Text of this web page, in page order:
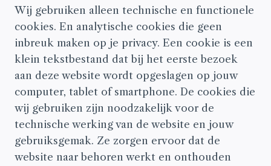
Wij gebruiken alleen technische en functionele
cookies. En analytische cookies die geen
inbreuk maken op je privacy. Een cookie is een
klein tekstbestand dat bij het eerste bezoek
aan deze website wordt opgeslagen op jouw
computer, tablet of smartphone. De cookies die
wij gebruiken zijn noodzakelijk voor de
technische werking van de website en jouw
gebruiksgemak. Ze zorgen ervoor dat de
website naar behoren werkt en onthouden